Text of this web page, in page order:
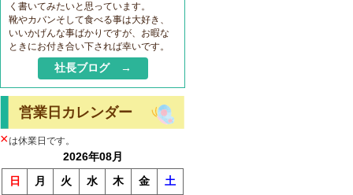
く書いてみたいと思っています。
靴やカバンそして食べる事は大好き、
いいかげんな事ばかりですが、お暇な
ときにお付き合い下されば幸いです。
社長ブログ →
営業日カレンダー
×は休業日です。
2026年08月
日
月 火 水 木 金 土